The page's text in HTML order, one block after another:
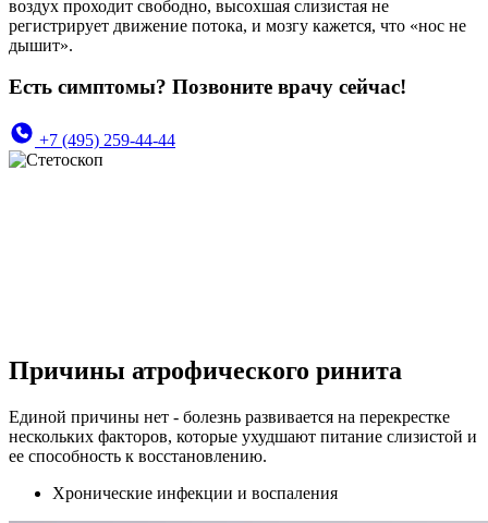
воздух проходит свободно, высохшая слизистая не
регистрирует движение потока, и мозгу кажется, что «нос не
дышит».
Есть симптомы? Позвоните врачу сейчас!
+7 (495) 259-44-44
Причины атрофического ринита
Единой причины нет - болезнь развивается на перекрестке
нескольких факторов, которые ухудшают питание слизистой и
ее способность к восстановлению.
Хронические инфекции и воспаления